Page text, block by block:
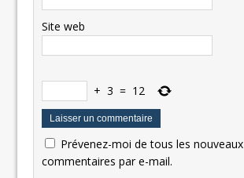
Site web
+ 3 = 12
Prévenez-moi de tous les nouveaux
commentaires par e-mail.